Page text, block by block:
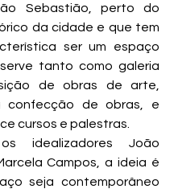
Sebastião, perto do
da cidade e que tem
ser um espaço
tanto como galeria
de obras de arte,
confecção de obras, e
cursos e palestras.
idealizadores João
Campos, a ideia é
seja contemporâneo